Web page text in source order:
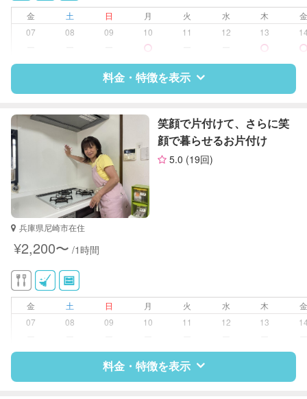
供部屋）
洗濯
クリーニングの受け渡し/引き取り
ゴミの分別/ゴミ出し
近隣買い物
家庭料理
作り置き料理
早朝対応
片付け/整理整頓
金 土 日 月 火 水 木
07
08 09 10 11 12 13
料金・特徴を表示
特徴 料金 レビュー
サポートの特徴
資格 なし
対応可能/特徴
掃除（洗面所、お風呂場、お手洗
家庭料理
片付け/整理整頓
笑顔で片付けて、さらに笑
顔で暮らせるお片付け
5.0 (19回)
兵庫県尼崎市在住
¥2,200〜 /1時間
金 土 日 月 火 水 木
07
08 09 10 11 12 13
料金・特徴を表示